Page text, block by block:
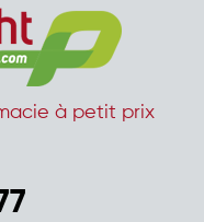
à petit prix